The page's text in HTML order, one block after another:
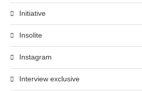
Initiative
Insolite
Instagram
Interview exclusive